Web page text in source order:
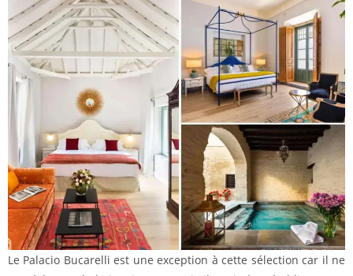
Le Palacio Bucarelli est une exception à cette sélection car il ne